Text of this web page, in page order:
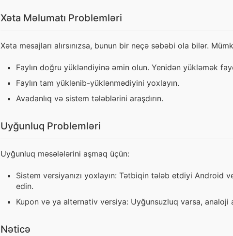
Xəta Məlumatı Problemləri
Xəta mesajları alırsınızsa, bunun bir neçə səbəbi ola bilər.
Faylın doğru yükləndiyinə əmin olun. Yenidən yükləmək
Faylın tam yüklənib-yüklənmədiyini yoxlayın.
Avadanlıq və sistem tələblərini araşdırın.
Uyğunluq Problemləri
Uyğunluq məsələlərini aşmaq üçün:
Sistem versiyanızı yoxlayın: Tətbiqin tələb etdiyi Android
edin.
Kupon və ya alternativ versiya: Uyğunsuzluq varsa, analoji
Nəticə